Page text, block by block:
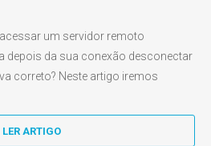
um servidor remoto
depois da sua conexão desconectar
correto? Neste artigo iremos
LER ARTIGO